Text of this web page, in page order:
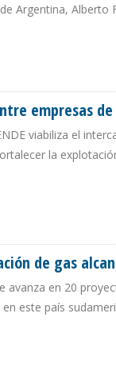
Argentina, Alberto
empresas
viabiliza el
la
de gas
avanza en 20
este país